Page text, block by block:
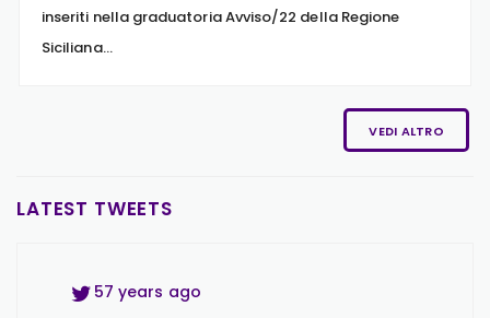
inseriti nella graduatoria Avviso/22 della Regione
Siciliana...
VEDI ALTRO
LATEST TWEETS
57 years ago